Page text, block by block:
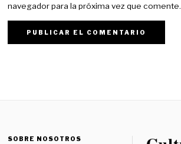
navegador para la próxima vez que comente.
SOBRE NOSOTROS